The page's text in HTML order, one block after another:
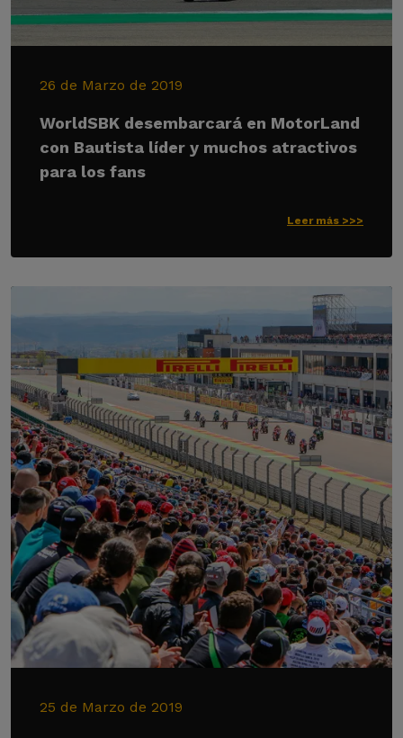
26 de Marzo de 2019
WorldSBK desembarcará en MotorLand
con Bautista líder y muchos atractivos
para los fans
Leer más >>>
25 de Marzo de 2019